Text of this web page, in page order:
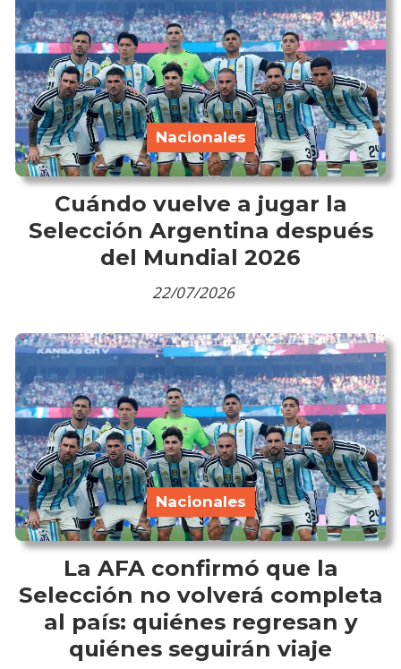
Cuándo vuelve a jugar la
Selección Argentina después
del Mundial 2026
Nacionales
22/07/2026
La AFA confirmó que la
Selección no volverá completa
al país: quiénes regresan y
quiénes seguirán viaje
Nacionales